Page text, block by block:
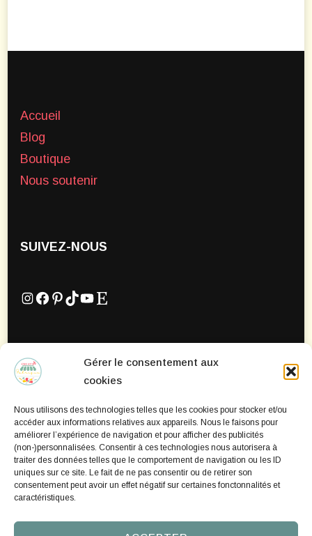
Gérer le consentement aux
cookies
Nous utilisons des technologies telles que les cookies pour stocker et/ou
accéder aux informations relatives aux appareils. Nous le faisons pour
améliorer l’expérience de navigation et pour afficher des publicités
(non-)personnalisées. Consentir à ces technologies nous autorisera à
traiter des données telles que le comportement de navigation ou les ID
uniques sur ce site. Le fait de ne pas consentir ou de retirer son
consentement peut avoir un effet négatif sur certaines fonctonnalités et
caractéristiques.
Accueil
Blog
Boutique
Nous soutenir
SUIVEZ-NOUS
Instagram
Facebook
Pinterest
TikTok
YouTube
Mentions Légales
Politique de cookies